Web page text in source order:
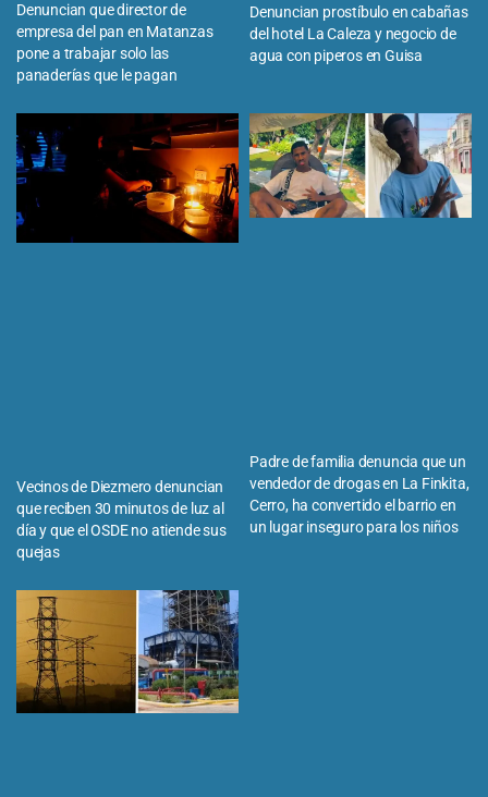
Denuncian que director de
empresa del pan en Matanzas
pone a trabajar solo las
panaderías que le pagan
Denuncian prostíbulo en cabañas
del hotel La Caleza y negocio de
agua con piperos en Guisa
Vecinos de Diezmero denuncian
que reciben 30 minutos de luz al
día y que el OSDE no atiende sus
quejas
Padre de familia denuncia que un
vendedor de drogas en La Finkita,
Cerro, ha convertido el barrio en
un lugar inseguro para los niños